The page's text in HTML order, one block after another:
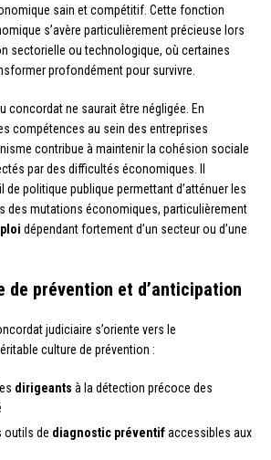
sain et compétitif. Cette fonction
s’avère particulièrement précieuse lors
sectorielle ou technologique, où certaines
profondément pour survivre.
concordat ne saurait être négligée. En
compétences au sein des entreprises
contribue à maintenir la cohésion sociale
par des difficultés économiques. Il
de politique publique permettant d’atténuer les
des mutations économiques, particulièrement
dépendant fortement d’un secteur ou d’une
de prévention et d’anticipation
judiciaire s’oriente vers le
culture de prévention :
dirigeants à la détection précoce des
outils de diagnostic préventifaccessibles aux